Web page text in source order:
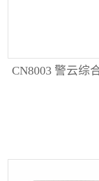
CN8003 警云综